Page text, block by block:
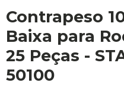
Contrapeso
Baixa para
25 Peças -
50100